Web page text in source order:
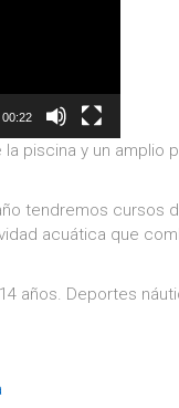
00:22
piscina y un amplio
tendremos cursos
acuática que
años. Deportes